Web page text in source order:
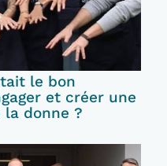
le bon
et créer une
donne ?